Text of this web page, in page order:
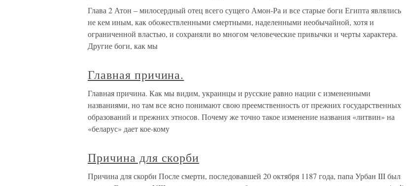
Глава 2 Атон – милосердный отец всего сущего Амон-Ра и все старые боги Египта являлись
не кем иным, как обожествленными смертными, наделенными необычайной, хотя и
ограниченной властью, и сохраняли во многом человеческие привычки и черты характера.
Другие боги, как мы
Главная причина.
Главная причина. Как мы видим, украинцы и русские равно нации с измененными
названиями, но там все ясно понимают свою преемственность от прежних государственных
образований и прежних этносов. Почему же точно такое изменение названия «литвин» на
«беларус» дает кое-кому
Причина для скорби
Причина для скорби После смерти, последовавшей 20 октября 1187 года, папа Урбан III был